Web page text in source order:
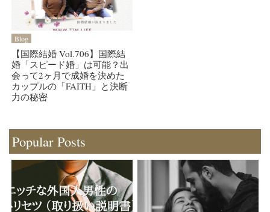
Blog
【国際結婚 Vol.706】国際結
婚「スピード婚」は可能？出
会って2ヶ月で成婚を決めた
カップルの「FAITH」と決断
力の秘密
Popular Posts